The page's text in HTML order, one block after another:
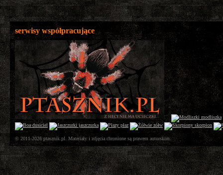
serwisy współpracujące
© 2011-2026 ptasznik.pl. Materiały i zdjęcia chronione są prawem autorskim.